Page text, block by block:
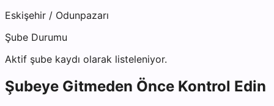
Eskişehir / Odunpazarı
Şube Durumu
Aktif şube kaydı olarak listeleniyor.
Şubeye Gitmeden Önce Kontrol Edin